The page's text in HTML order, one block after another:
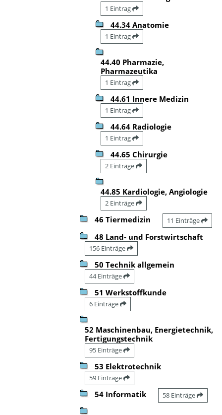
1 Eintrag
44.34 Anatomie
1 Eintrag
44.40 Pharmazie,
Pharmazeutika
1 Eintrag
44.61 Innere Medizin
1 Eintrag
44.64 Radiologie
1 Eintrag
44.65 Chirurgie
2 Einträge
44.85 Kardiologie, Angiologie
2 Einträge
46 Tiermedizin 11 Einträge
48 Land- und Forstwirtschaft
156 Einträge
50 Technik allgemein
44 Einträge
51 Werkstoffkunde
6 Einträge
52 Maschinenbau, Energietechnik,
Fertigungstechnik
95 Einträge
53 Elektrotechnik
59 Einträge
54 Informatik 58 Einträge